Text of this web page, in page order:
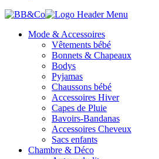
Mode & Accessoires
Vêtements bébé
Bonnets & Chapeaux
Bodys
Pyjamas
Chaussons bébé
Accessoires Hiver
Capes de Pluie
Bavoirs-Bandanas
Accessoires Cheveux
Sacs enfants
Chambre & Déco